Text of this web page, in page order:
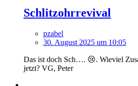
Schlitzohrrevival
pzabel
30. August 2025 um 10:05
Das ist doch Sch…. 😢. Wieviel
jetzt? VG, Peter